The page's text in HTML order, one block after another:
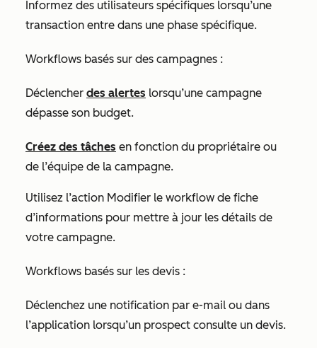
Informez des utilisateurs spécifiques lorsqu’une
transaction entre dans une phase spécifique.
Workflows basés sur des campagnes :
Déclencher des alertes lorsqu’une campagne
dépasse son budget.
Créez des tâches en fonction du propriétaire ou
de l’équipe de la campagne.
Utilisez l’action Modifier le workflow de fiche
d’informations pour mettre à jour les détails de
votre campagne.
Workflows basés sur les devis :
Déclenchez une notification par e-mail ou dans
l’application lorsqu’un prospect consulte un devis.